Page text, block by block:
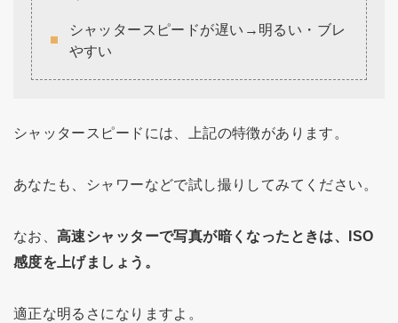
シャッタースピードが遅い→明るい・ブレ
やすい
シャッタースピードには、上記の特徴があります。
あなたも、シャワーなどで試し撮りしてみてください。
なお、高速シャッターで写真が暗くなったときは、ISO
感度を上げましょう。
適正な明るさになりますよ。